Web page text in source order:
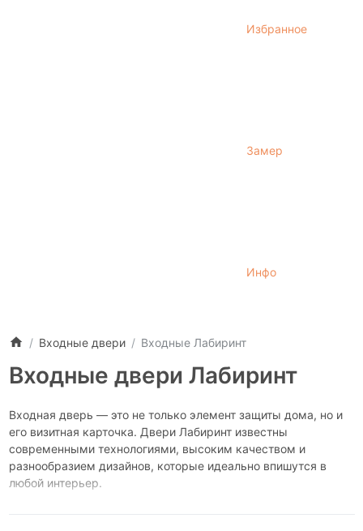
Избранное
Замер
Инфо
Входные двери Входные Лабиринт
Входные двери Лабиринт
Входная дверь — это не только элемент защиты дома, но и
его визитная карточка. Двери Лабиринт известны
современными технологиями, высоким качеством и
разнообразием дизайнов, которые идеально впишутся в
любой интерьер.